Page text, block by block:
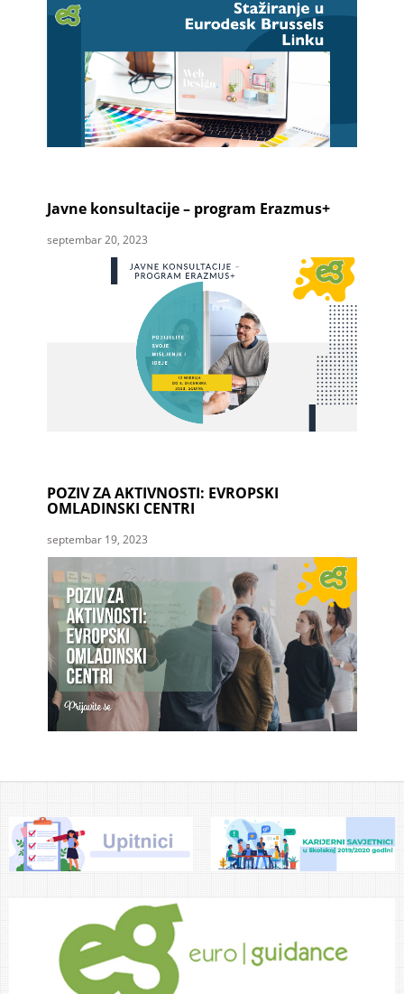
Javne konsultacije – program Erazmus+
septembar 20, 2023
POZIV ZA AKTIVNOSTI: EVROPSKI
OMLADINSKI CENTRI
septembar 19, 2023